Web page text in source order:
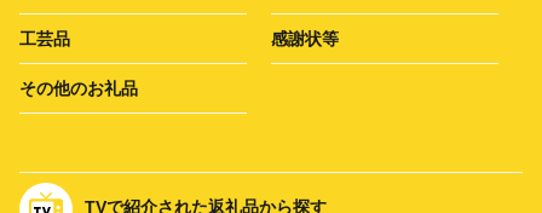
工芸品 感謝状等
その他のお礼品
TVで紹介された返礼品から探す